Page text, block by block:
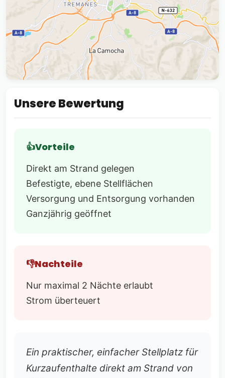
Unsere Bewertung
Vorteile
Direkt am Strand gelegen
Befestigte, ebene Stellflächen
Versorgung und Entsorgung vorhanden
Ganzjährig geöffnet
Nachteile
Nur maximal 2 Nächte erlaubt
Strom überteuert
Ein praktischer, einfacher Stellplatz für
Kurzaufenthalte direkt am Strand von